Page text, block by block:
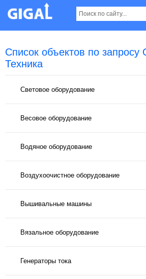
Список объектов по запросу
Техника
Cветовое оборудование
Весовое оборудование
Водяное оборудование
Воздухоочистное оборудование
Вышивальные машины
Вязальное оборудование
Генераторы тока